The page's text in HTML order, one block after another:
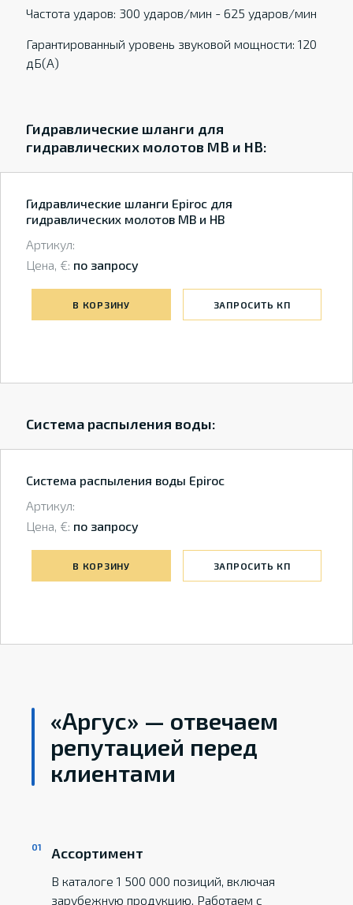
Частота ударов: 300 ударов/мин - 625 ударов/мин
Гарантированный уровень звуковой мощности: 120
дБ(А)
Гидравлические шланги для
гидравлических молотов MB и HB:
Гидравлические шланги Epiroc для
гидравлических молотов MB и HB
Артикул:
Цена, €: по запросу
В КОРЗИНУ ЗАПРОСИТЬ КП
Система распыления воды:
Система распыления воды Epiroc
Артикул:
Цена, €: по запросу
В КОРЗИНУ ЗАПРОСИТЬ КП
«Аргус» — отвечаем
репутацией перед
клиентами
Ассортимент
В каталоге 1 500 000 позиций, включая
зарубежную продукцию. Работаем с